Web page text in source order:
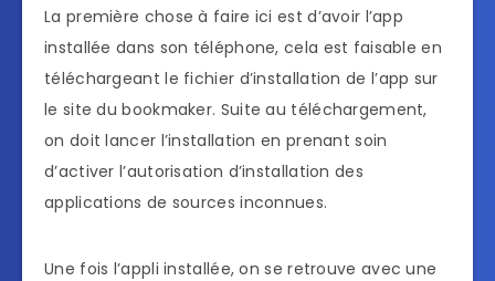
La première chose à faire ici est d’avoir l’app
installée dans son téléphone, cela est faisable en
téléchargeant le fichier d’installation de l’app sur
le site du bookmaker. Suite au téléchargement,
on doit lancer l’installation en prenant soin
d’activer l’autorisation d’installation des
applications de sources inconnues.
Une fois l’appli installée, on se retrouve avec une